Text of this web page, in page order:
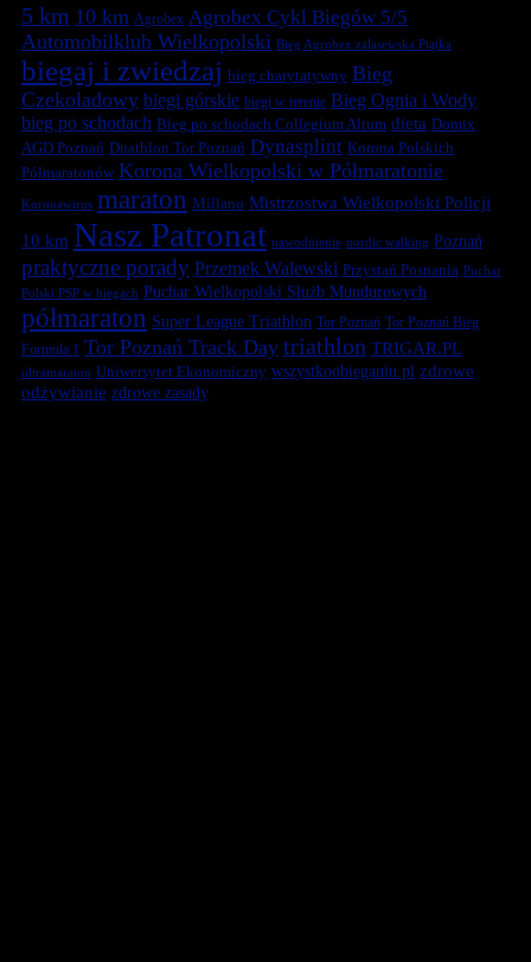
5 km 10 km Agrobex Agrobex Cykl Biegów 5/5
Automobilklub Wielkopolski Bieg Agrobex zalasewska Piątka
biegaj i zwiedzaj bieg charytatywny Bieg
Czekoladowy biegi górskie biegi w terenie Bieg Ognia i Wody
bieg po schodach Bieg po schodach Collegium Altum dieta Domix
AGD Poznań Duathlon Tor Poznań Dynasplint Korona Polskich
Półmaratonów Korona Wielkopolski w Półmaratonie
Koronawirus maraton Millano Mistrzostwa Wielkopolski Policji
10 km Nasz Patronat nawodnienie nordic walking Poznań
praktyczne porady Przemek Walewski Przystań Posnania Puchar
Polski PSP w biegach Puchar Wielkopolski Służb Mundurowych
półmaraton Super League Triathlon Tor Poznań Tor Poznań Bieg
Formuła 1 Tor Poznań Track Day triathlon TRIGAR.PL
ultramaraton Uniwersytet Ekonomiczny wszystkoobieganiu.pl zdrowe
odżywianie zdrowe zasady